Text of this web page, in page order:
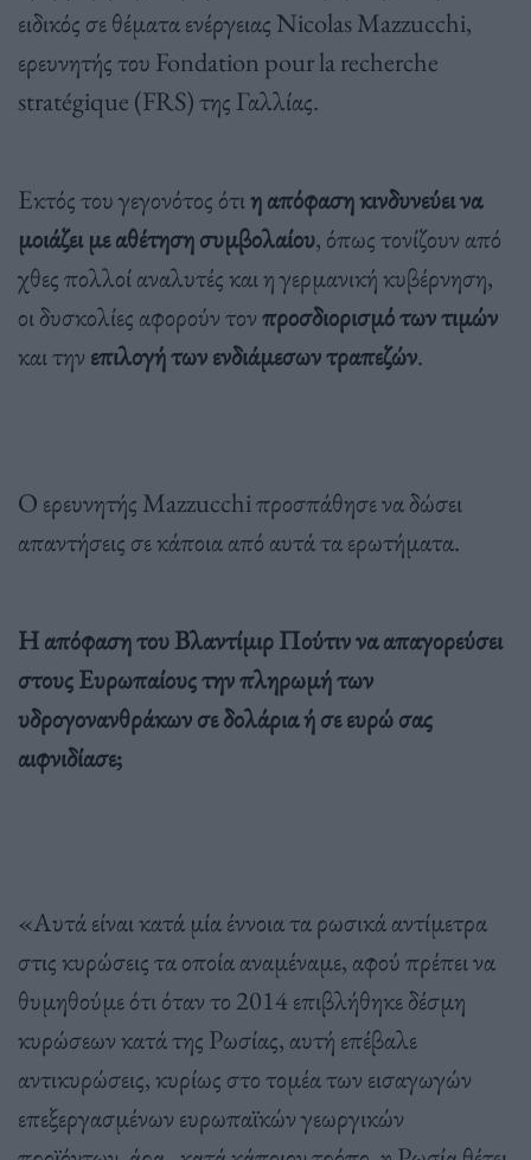
ειδικός σε θέματα ενέργειας Nicolas Mazzucchi,
ερευνητής του Fondation pour la recherche
stratégique (FRS) της Γαλλίας.
Εκτός του γεγονότος ότιη απόφαση κινδυνεύει να
μοιάζει με αθέτηση συμβολαίου, όπως τονίζουν από
χθες πολλοί αναλυτές και η γερμανική κυβέρνηση,
οι δυσκολίες αφορούν τονπροσδιορισμό των τιμών
και την επιλογή των ενδιάμεσων τραπεζών.
Ο ερευνητής Mazzucchi προσπάθησε να δώσει
απαντήσεις σε κάποια από αυτά τα ερωτήματα.
Η απόφαση του Βλαντίμιρ Πούτιν να απαγορεύσει
στους Ευρωπαίους την πληρωμή των
υδρογονανθράκων σε δολάρια ή σε ευρώ σας
αιφνιδίασε;
«Αυτά είναι κατά μία έννοια τα ρωσικά αντίμετρα
στις κυρώσεις τα οποία αναμέναμε, αφού πρέπει να
θυμηθούμε ότι όταν το 2014 επιβλήθηκε δέσμη
κυρώσεων κατά της Ρωσίας, αυτή επέβαλε
αντικυρώσεις, κυρίως στο τομέα των εισαγωγών
επεξεργασμένων ευρωπαϊκών γεωργικών